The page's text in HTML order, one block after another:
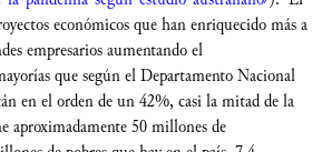
económicos que han enriquecido más a
empresarios aumentando el
que según el Departamento Nacional
en el orden de un 42%, casi la mitad de la
aproximadamente 50 millones de